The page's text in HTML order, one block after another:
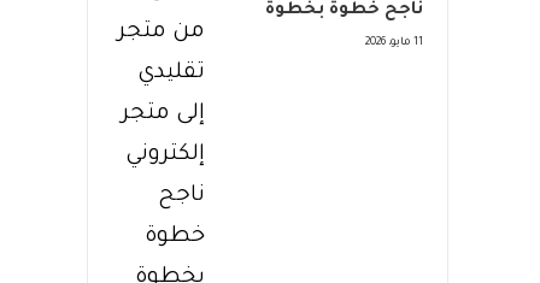
ناجح خطوة بخطوة
11 مايو، 2026